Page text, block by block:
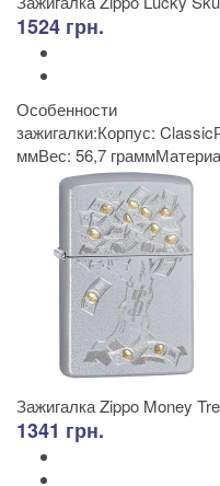
1524 грн.
Особенности
зажигалки:Корпус:
ммВес: 56,7
Зажигалка Zippo Money
1341 грн.